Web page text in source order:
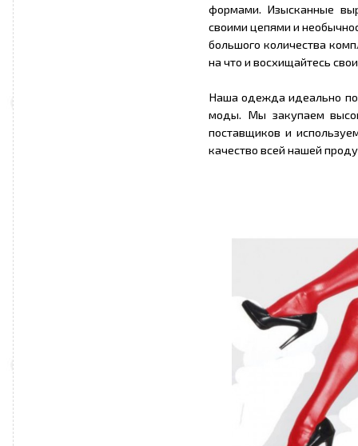
формами. Изысканные
своими цепями и
большого количества
на что и восхищайтесь
Наша одежда идеально
моды. Мы закупаем
поставщиков и
качество всей нашей